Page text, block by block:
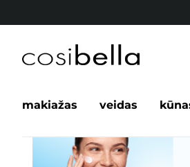
makiažas veidas